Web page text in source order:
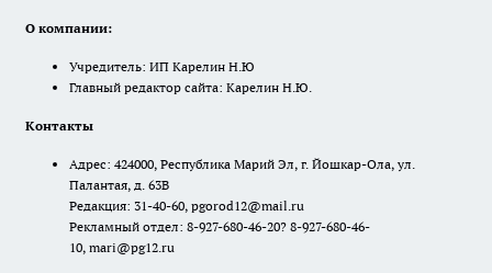
О компании:
Учредитель: ИП Карелин Н.Ю
Главный редактор сайта: Карелин Н.Ю.
Контакты
Адрес: 424000, Республика Марий Эл, г. Йошкар-Ола, ул.
Палантая, д. 63В
Редакция: 31-40-60, pgorod12@mail.ru
Рекламный отдел: 8-927-680-46-20? 8-927-680-46-
10, mari@pg12.ru